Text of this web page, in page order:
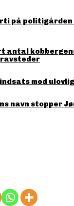
på politigården
mod
navn stopper